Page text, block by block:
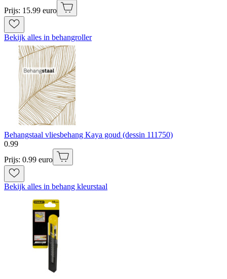
Prijs: 15.99 euro
Bekijk alles in behangroller
Behangstaal vliesbehang Kaya goud (dessin 111750)
0.99
Prijs: 0.99 euro
Bekijk alles in behang kleurstaal